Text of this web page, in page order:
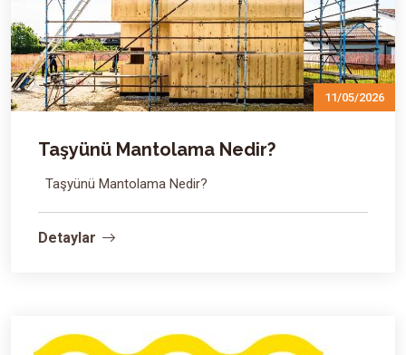
11/05/2026
Taşyünü Mantolama Nedir?
Taşyünü Mantolama Nedir?
Detaylar